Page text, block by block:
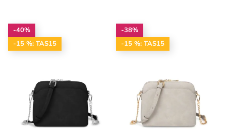
-40%
-15 %: TAS15
-38%
-15 %: TAS15